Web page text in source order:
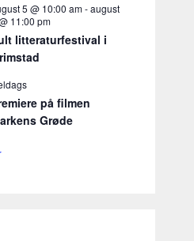
5 @ 10:00 am-august
11:00 pm
litteraturfestival i
på filmen
Grøde